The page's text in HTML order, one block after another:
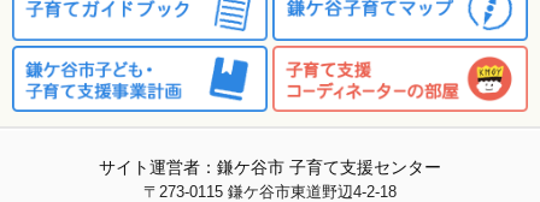
サイト運営者：鎌ケ谷市 子育て支援センター
〒273-0115 鎌ケ谷市東道野辺4-2-18